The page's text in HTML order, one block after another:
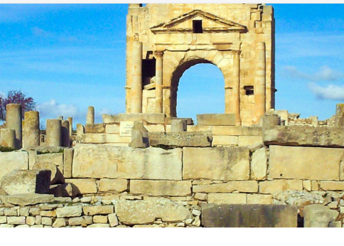
0
Musée, Patrimoine, Site archéologique, Tunisie byzantine, Tunisie Préhistorique,